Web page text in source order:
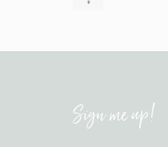
Sign me up!